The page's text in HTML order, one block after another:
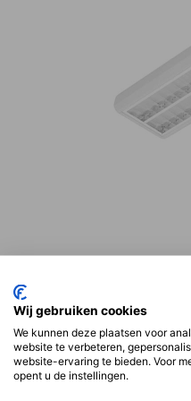
Wij gebruiken cookies
We kunnen deze plaatsen voor
website te verbeteren,
website-ervaring te bieden. Voor
opent u de instellingen.
Beschrijving